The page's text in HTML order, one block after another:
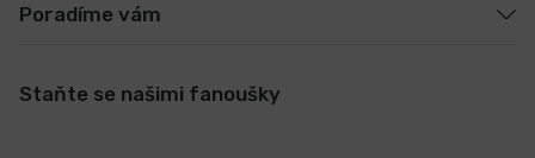
Poradíme vám
Staňte se našimi fanoušky